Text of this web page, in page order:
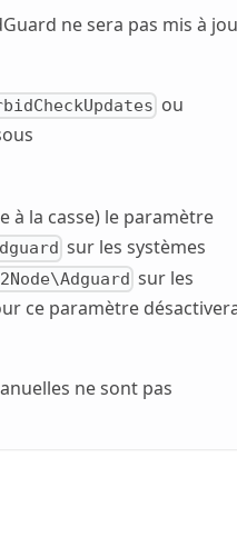
ne sera pas mis à
ou
à la casse) le paramètre
sur les systèmes
sur les
ce paramètre
ne sont pas